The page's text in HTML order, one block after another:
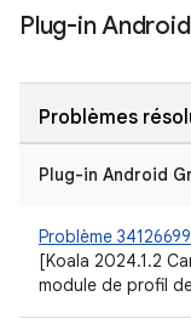
Plug-in
Problèmes
Plug-in Android
Problème
[Koala 2024.1.2
module de profil